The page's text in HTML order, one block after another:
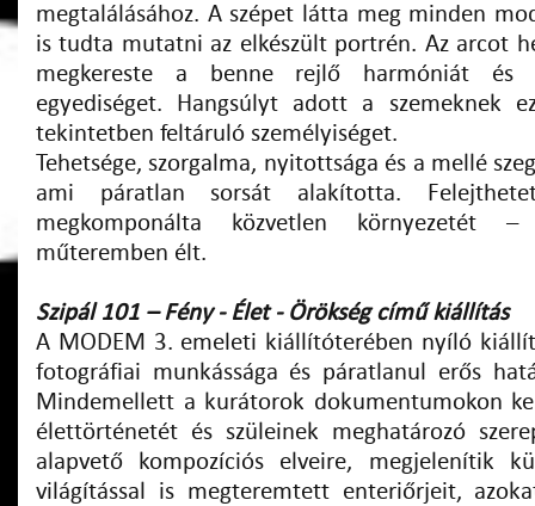
megtalálásához. A szépet látta meg minden
is tudta mutatni az elkészült portrén. Az arcot
megkereste a benne rejlő harmóniát és
egyediséget. Hangsúlyt adott a szemeknek
tekintetben feltáruló személyiséget.
Tehetsége, szorgalma, nyitottsága és a mellé
ami páratlan sorsát alakította.
megkomponálta közvetlen környezetét
műteremben élt.
Szipál 101 – Fény - Élet - Örökség című kiállítás
A MODEM 3. emeleti kiállítóterében nyíló
fotográfiai munkássága és páratlanul erős
Mindemellett a kurátorok dokumentumokon
élettörténetét és szüleinek meghatározó
alapvető kompozíciós elveire, megjelenítik
világítással is megteremtett enteriőrjeit,